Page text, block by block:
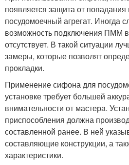
появляется защита от
посудомоечный агрегат. Иногда
возможность подключения ПММ в
отсутствует. В такой ситуации
замеры, которые позволят
прокладки.
Применение сифона для
установке требует большей
внимательности от мастера.
приспособления должна
составленной ранее. В ней
составляющие конструкции, а
характеристики.